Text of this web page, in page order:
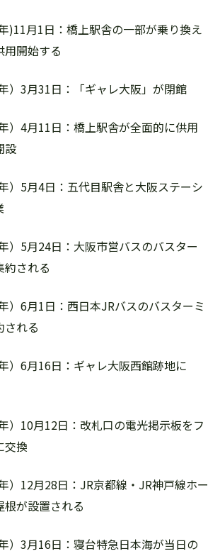
)11月1日：橋上駅舎の一部が乗り換え
開始する
）3月31日：「ギャレ大阪」が閉館
）4月11日：橋上駅舎が全面的に供用
設
）5月4日：五代目駅舎と大阪ステーシ
）5月24日：大阪市営バスのバスター
約される
）6月1日：西日本JRバスのバスターミ
される
）6月16日：ギャレ大阪西館跡地に
）10月12日：改札口の電光掲示板をフ
交換
）12月28日：JR京都線・JR神戸線ホー
が設置される
）3月16日：寝台特急日本海が当日の